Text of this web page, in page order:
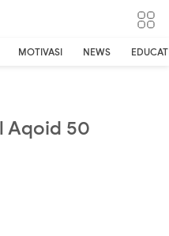
MOTIVASI NEWS
Aqoid 50